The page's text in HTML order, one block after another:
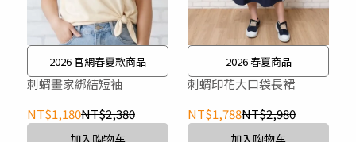
2026 官網春夏款商品
刺蝟畫家綁結短袖
NT$1,180NT$2,380
加入购物车
2026 春夏商品
刺蝟印花大口袋長裙
NT$1,788NT$2,980
加入购物车